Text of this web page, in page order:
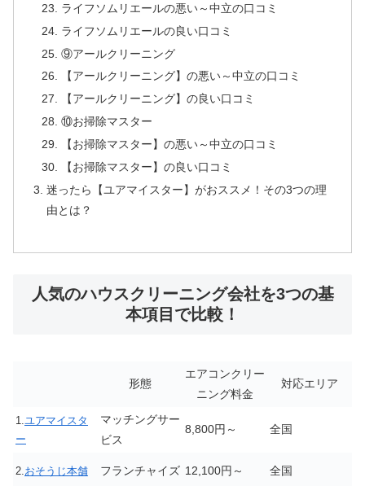
ライフソムリエールの悪い～中立の口コミ
ライフソムリエールの良い口コミ
⑨アールクリーニング
【アールクリーニング】の悪い～中立の口コミ
【アールクリーニング】の良い口コミ
⑩お掃除マスター
【お掃除マスター】の悪い～中立の口コミ
【お掃除マスター】の良い口コミ
迷ったら【ユアマイスター】がおススメ！その3つの理
由とは？
人気のハウスクリーニング会社を3つの基
本項目で比較！
形態
エアコンクリー
ニング料金
対応エリア
1. ユアマイスタ
ー
マッチングサー
ビス
8,800円～ 全国
2. おそうじ本舗 フランチャイズ 12,100円～ 全国